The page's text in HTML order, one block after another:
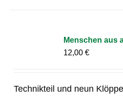
Menschen aus
12,00€
Technikteil und neun